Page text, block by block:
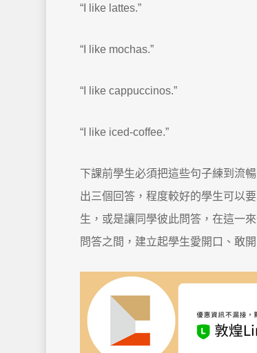
“I like lattes.”
“I like mochas.”
“I like cappuccinos.”
“I like iced-coffee.”
下課前學生必須把這些句子練到流
出三個回答，程度較好的學生可以
生，或是讓同學彼此問答，在這一
問答之間，建立起學生愛開口、敢